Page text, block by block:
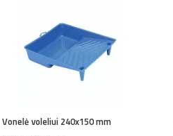
Vonelė voleliui 240x150 mm